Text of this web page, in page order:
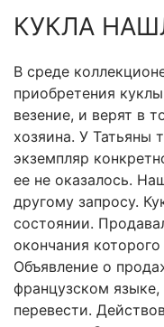
КУКЛА
В среде
приобретения
везение, и верят в
хозяина. У Татьяны
экземпляр
ее не оказалось.
другому запросу.
состоянии.
окончания
Объявление о
французском
перевести.